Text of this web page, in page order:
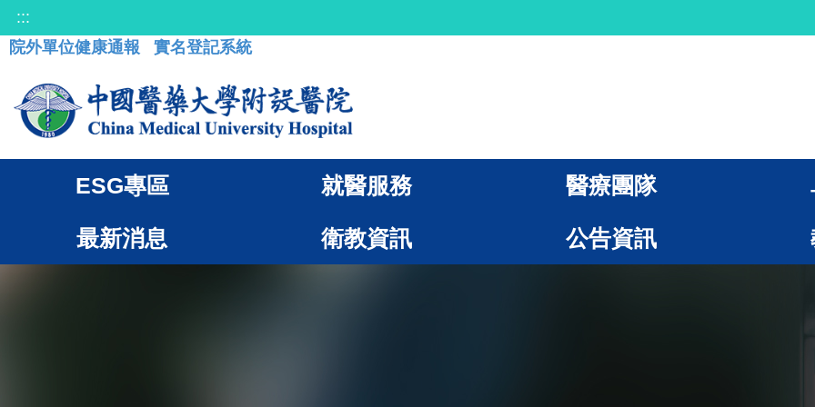
:::
院外單位健康通報
實名登記系統
ESG專區 就醫服務 醫療團隊
最新消息 衛教資訊 公告資訊